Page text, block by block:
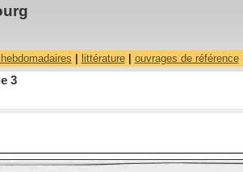
littérature| ouvrages de référence|
3